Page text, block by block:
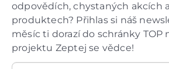
odpovědích, chystaných akcích
produktech? Přihlas si náš
měsíc ti dorazí do schránky TOP
projektu Zeptej se vědce!